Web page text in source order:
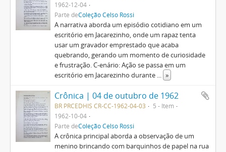
1962-12-04
Parte deColeção Celso Rossi
A narrativa aborda um episódio cotidiano em um
escritório em Jacarezinho, onde um rapaz tenta
usar um gravador emprestado que acaba
quebrando, gerando um momento de curiosidade
e frustração. C-enário: Ação se passa em um
escritório em Jacarezinho durante ... »
Crônica | 04 de outubro de 1962
BR PRCEDHIS CR-CC-1962-04-03
5 - Item
1962-10-04
Parte deColeção Celso Rossi
A crônica principal aborda a observação de um
menino brincando com barquinhos de papel na rua